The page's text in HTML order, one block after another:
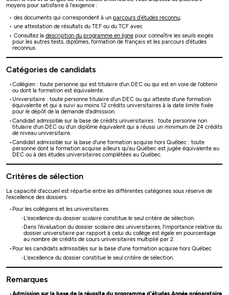
moyens pour satisfaire à l’exigence :
des documents qui correspondent à un parcours d’études reconnu;
une attestation de résultats du TEF ou du TCF avec
Consultez la description du programme en lignepour connaître les seuils exigés
pour les autres tests, diplômes, formation de français et les parcours d'études
reconnus.
Catégories de candidats
Collégien : toute personne qui est titulaire d'un DEC ou qui est en voie de l'obtenir
ou dont la formation est équivalente.
Universitaire : toute personne titulaire d'un DEC ou qui atteste d'une formation
équivalente et qui a suivi au moins 12 crédits universitaires à la date limite fixée
pour le dépôt de la demande d'admission.
Candidat admissible sur la base de crédits universitaires : toute personne non
titulaire d'un DEC ou d'un diplôme équivalent qui a réussi un minimum de 24 crédits
de niveau universitaire.
Candidat admissible sur la base d'une formation acquise hors Québec : toute
personne dont la formation acquise ailleurs qu'au Québec est jugée équivalente au
DEC ou à des études universitaires complétées au Québec.
Critères de sélection
La capacité d'accueil est répartie entre les différentes catégories sous réserve de
l'excellence des dossiers.
Pour les collégiens et les universitaires
L'excellence du dossier scolaire constitue le seul critère de sélection.
Dans l'évaluation du dossier scolaire des universitaires, l'importance relative du
dossier universitaire par rapport à celui du collège est égale en pourcentage
au nombre de crédits de cours universitaires multiplié par 2.
Pour les candidats admissibles sur la base d'une formation acquise hors Québec
L'excellence du dossier constitue le seul critère de sélection.
Remarques